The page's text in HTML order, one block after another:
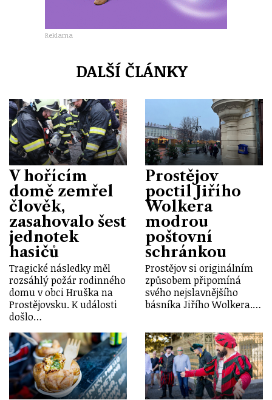
Reklama
DALŠÍ ČLÁNKY
V hořícím
domě zemřel
člověk,
zasahovalo šest
jednotek
hasičů
Tragické následky měl
rozsáhlý požár rodinného
domu v obci Hruška na
Prostějovsku. K události
došlo…
Prostějov
poctil Jiřího
Wolkera
modrou
poštovní
schránkou
Prostějov si originálním
způsobem připomíná
svého nejslavnějšího
básníka Jiřího Wolkera.…